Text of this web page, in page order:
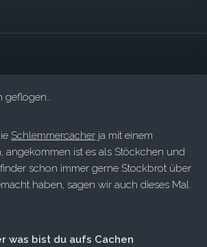
geflogen…
Schlemmercacher ja mit einem
angekommen ist es als Stöckchen und
schon immer gerne Stockbrot über
haben, sagen wir auch dieses Mal
was bist du aufs Cachen